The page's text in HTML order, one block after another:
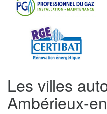
Les villes
Ambérieux-